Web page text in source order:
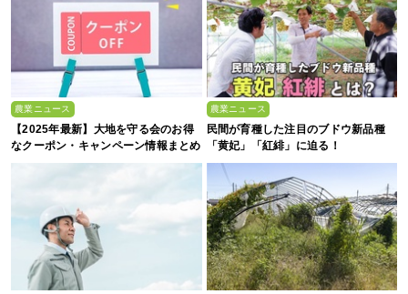
農業ニュース
【2025年最新】大地を守る会のお得
なクーポン・キャンペーン情報まとめ
農業ニュース
民間が育種した注目のブドウ新品種
「黄妃」「紅緋」に迫る！